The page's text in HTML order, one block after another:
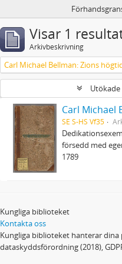
Visar 1
Arkivbeskrivning
Carl Michael Bellman: Zions
Carl Michael
SE S-HS Vf35
försedd med
1789
Kungliga biblioteket
Kontakta oss
Kungliga biblioteket hanterar
dataskyddsförordning (2018),